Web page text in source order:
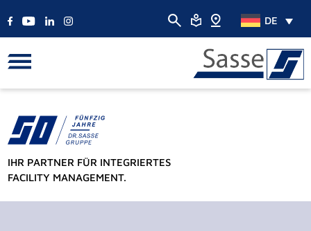
DE
IHR PARTNER FÜR INTEGRIERTES
FACILITY MANAGEMENT.